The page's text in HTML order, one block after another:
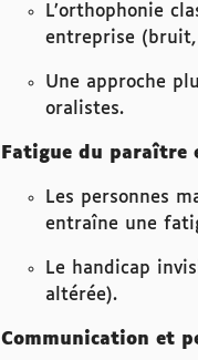
L’orthophonie
entreprise
Une approche
oralistes.
Fatigue du paraître
Les personnes
entraîne une
Le handicap
altérée).
Communication et